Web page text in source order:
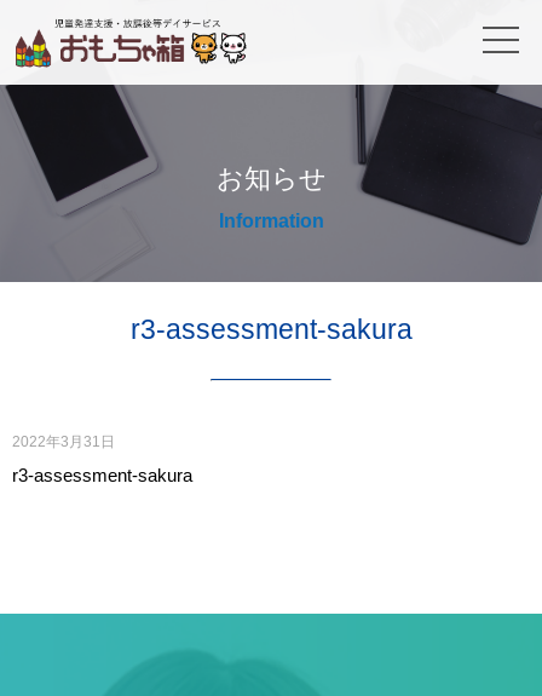
お知らせ
Information
r3-assessment-sakura
2022年3月31日
r3-assessment-sakura